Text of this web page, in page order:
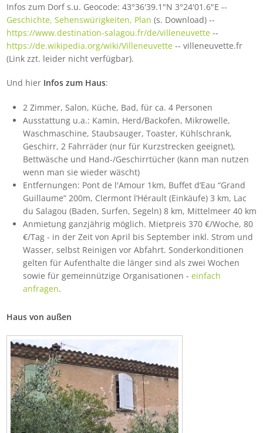
Infos zum Dorf s.u. Geocode: 43°36'39.1"N 3°24'01.6"E --
Geschichte, Sehenswürigkeiten, Plan (s. Download) --
https://www.destination-salagou.fr/de/villeneuvette--
https://de.wikipedia.org/wiki/Villeneuvette-- villeneuvette.fr
(Link zzt. leider nicht verfügbar).
Und hier Infos zum Haus:
2 Zimmer, Salon, Küche, Bad, für ca. 4 Personen
Ausstattung u.a.: Kamin, Herd/Backofen, Mikrowelle,
Waschmaschine, Staubsauger, Toaster, Kühlschrank,
Geschirr, 2 Fahrräder (nur für Kurzstrecken geeignet),
Bettwäsche und Hand-/Geschirrtücher (kann man nutzen
wenn man sie wieder wäscht)
Entfernungen: Pont de l'Amour 1km, Buffet d’Eau “Grand
Guillaume” 200m, Clermont l’Hérault (Einkäufe) 3 km, Lac
du Salagou (Baden, Surfen, Segeln) 8 km, Mittelmeer 40 km
Anmietung ganzjährig möglich. Mietpreis 370 €/Woche, 80
€/Tag - in der Zeit von April bis September inkl. Strom und
Wasser, selbst Reinigen vor Abfahrt. Sonderkonditionen
gelten für Aufenthalte die länger sind als zwei Wochen
sowie für gemeinnützige Organisationen - einfach
anfragen.
Haus von außen
Bild